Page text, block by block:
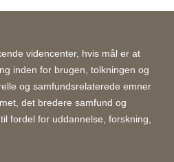
videncenter, hvis mål er at
inden for brugen, tolkningen og
og samfundsrelaterede emner
det bredere samfund og
fordel for uddannelse, forskning,